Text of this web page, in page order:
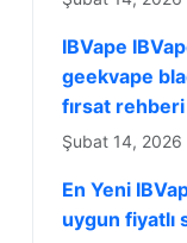
IBVape
geekvape
fırsat rehberi
Şubat 14, 2026
En Yeni
uygun fiyatlı